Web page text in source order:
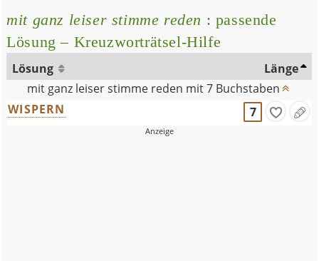
mit ganz leiser stimme reden : passende
Lösung – Kreuzworträtsel-Hilfe
Lösung
Länge
mit ganz leiser stimme reden mit 7 Buchstaben
WISPERN
7